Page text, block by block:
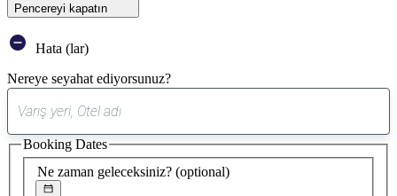
Pencereyi kapatın
Hata (lar)
Nereye seyahat ediyorsunuz?
öneri
bulundu
Ne zaman geleceksiniz? (optional)
Booking Dates